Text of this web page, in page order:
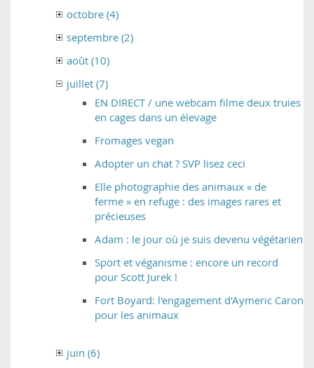
octobre (4)
septembre (2)
août (10)
juillet (7)
EN DIRECT / une webcam filme deux truies
en cages dans un élevage
Fromages vegan
Adopter un chat ? SVP lisez ceci
Elle photographie des animaux « de
ferme » en refuge : des images rares et
précieuses
Adam : le jour où je suis devenu végétarien
Sport et véganisme : encore un record
pour Scott Jurek !
Fort Boyard: l'engagement d'Aymeric Caron
pour les animaux
juin (6)